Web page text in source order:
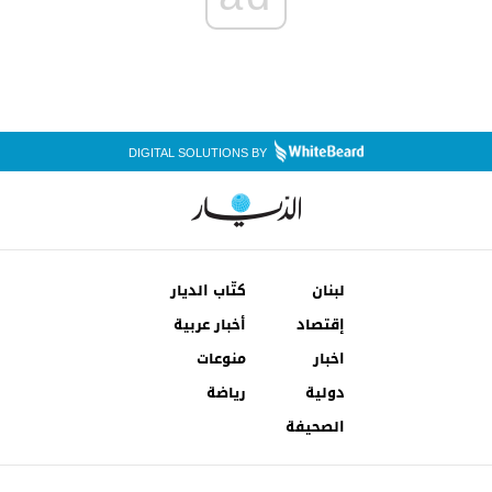
DIGITAL SOLUTIONS BY
لبنان
كتّاب الديار
إقتصاد
أخبار عربية
اخبار
دولية
منوعات
رياضة
الصحيفة